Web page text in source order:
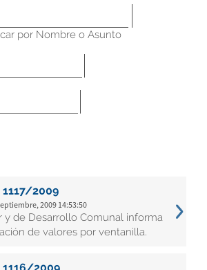
por Nombre o Asunto
2009
2009 14:53:50
y de Desarrollo Comunal informa
de valores por ventanilla.